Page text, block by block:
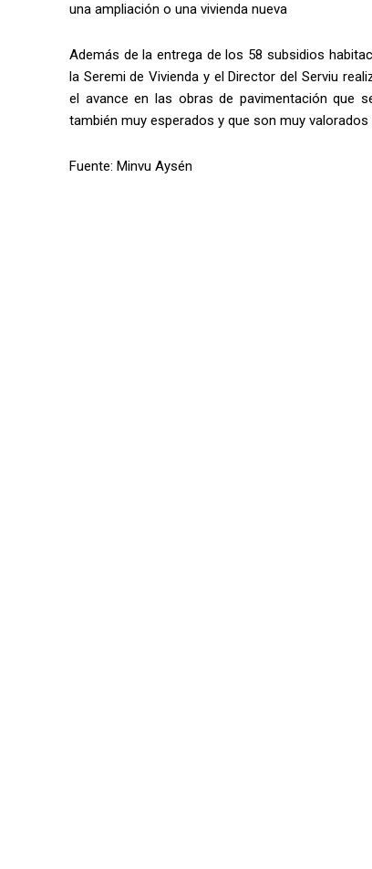
una ampliación o una vivienda nueva
Además de la entrega de los 58 subsidios
la Seremi de Vivienda y el Director del Serviu
el avance en las obras de pavimentación que
también muy esperados y que son muy valorados
Fuente: Minvu Aysén